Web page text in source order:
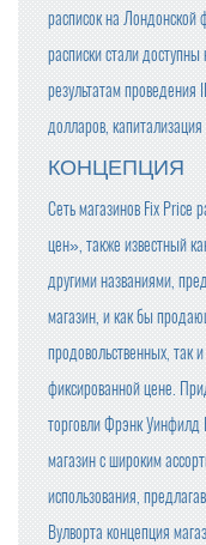
расписок на Лондонской
расписки стали
результатам
долларов,
КОНЦЕПЦИЯ
Сеть магазинов Fix Price
цен», также известный
другими названиями,
магазин, и как бы
продовольственных, так
фиксированной цене.
торговли Фрэнк
магазин с широким
использования,
Вулворта концепция